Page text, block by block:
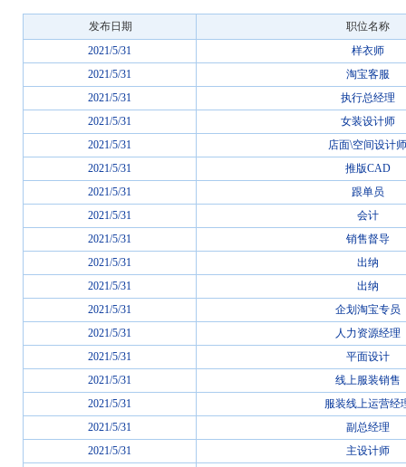
发布日期
职位名称
2021/5/31
样衣师
2021/5/31
淘宝客服
2021/5/31
执行总经理
2021/5/31
女装设计师
2021/5/31
店面\空间设计
2021/5/31
推版CAD
2021/5/31
跟单员
2021/5/31
会计
2021/5/31
销售督导
2021/5/31
出纳
2021/5/31
出纳
2021/5/31
企划淘宝专员
2021/5/31
人力资源经理
2021/5/31
平面设计
2021/5/31
线上服装销售
2021/5/31
服装线上运营经
2021/5/31
副总经理
2021/5/31
主设计师